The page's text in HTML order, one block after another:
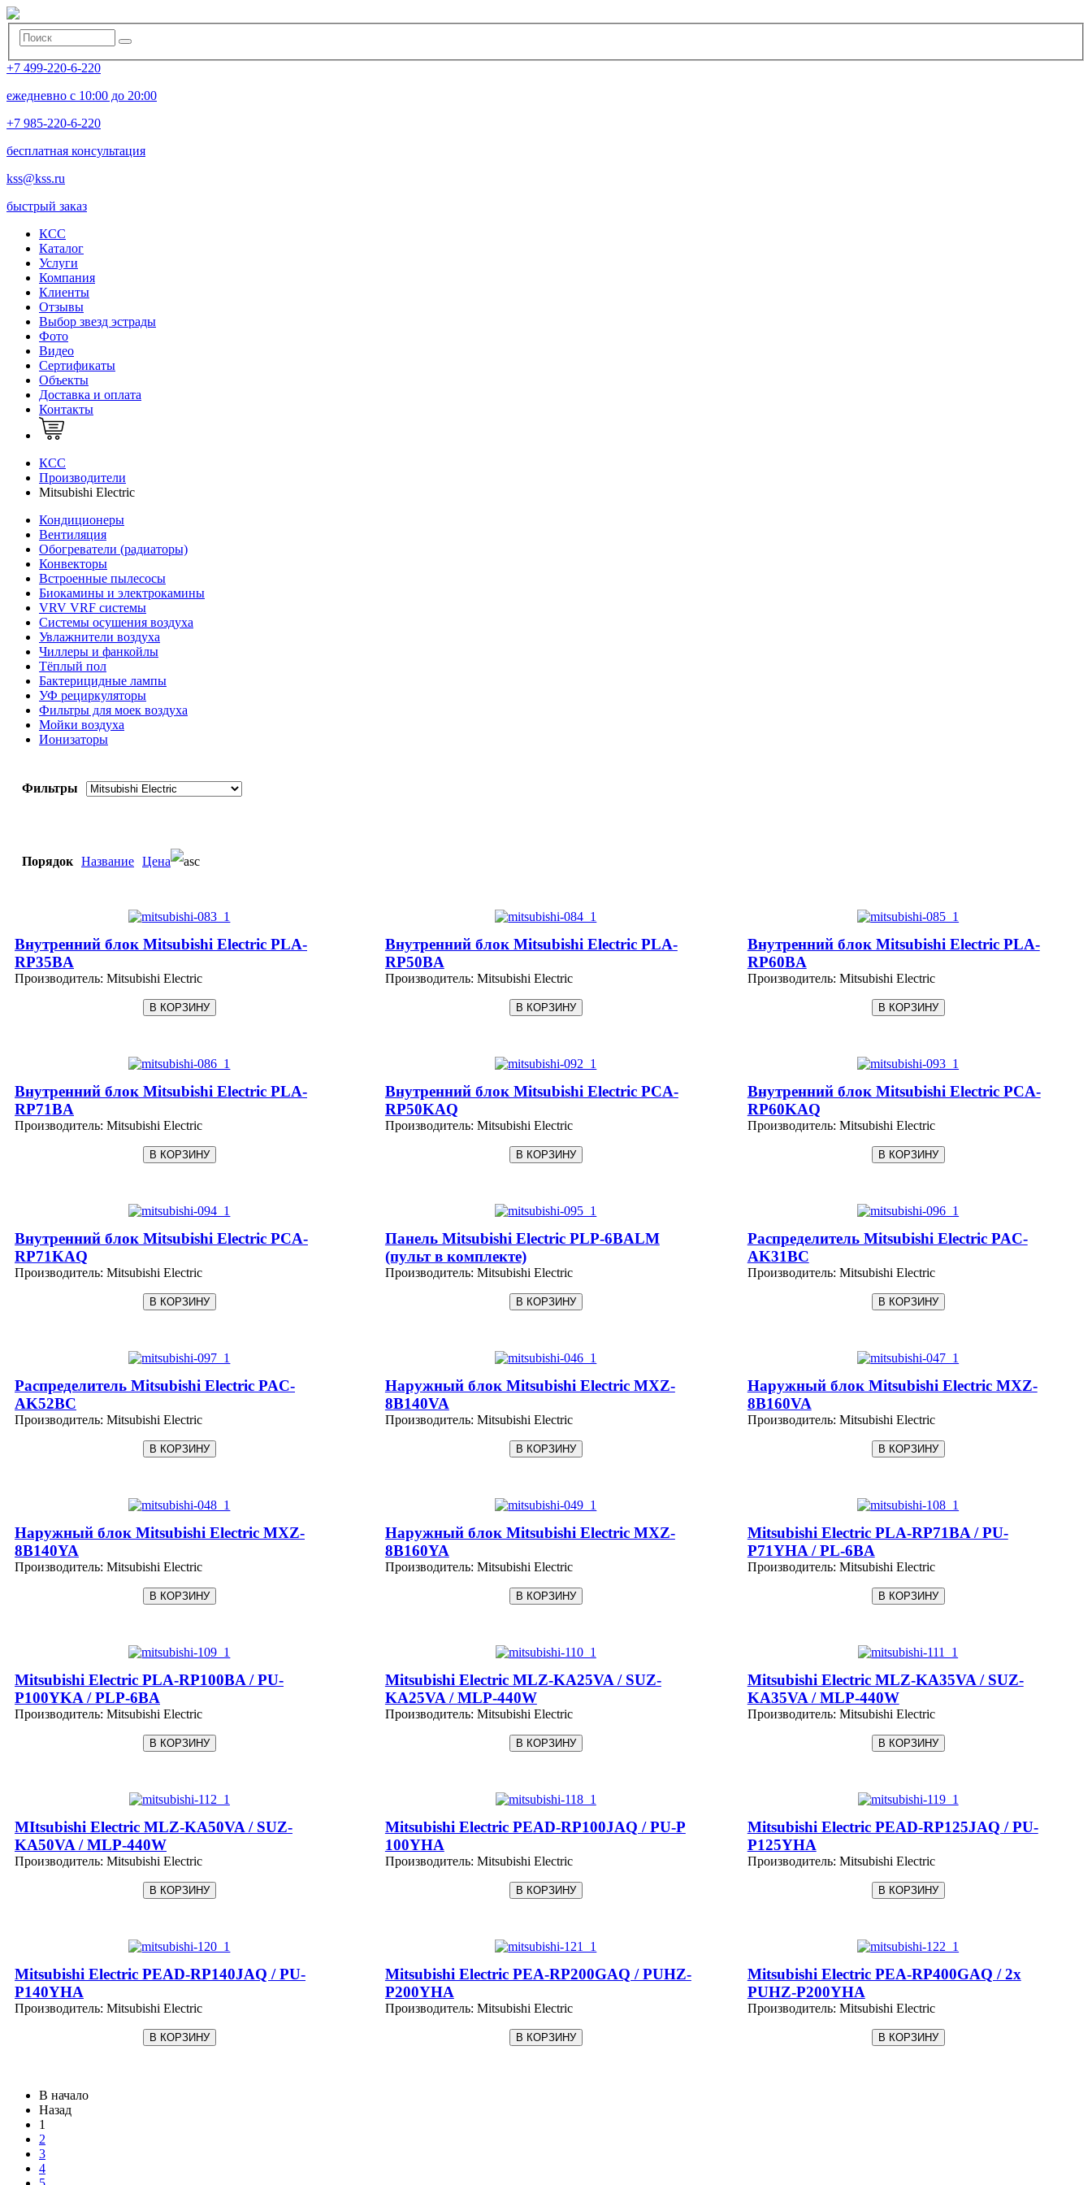
+7 499-220-6-220
ежедневно с 10:00 до 20:00
+7 985-220-6-220
бесплатная консультация
kss@kss.ru
быстрый заказ
КСС
Каталог
Услуги
Компания
Клиенты
Oтзывы
Выбор звезд эстрады
Фото
Видео
Сертификаты
Объекты
Доставка и оплата
Контакты
КСС
Производители
Mitsubishi Electric
Кондиционеры
Вентиляция
Обогреватели (радиаторы)
Конвекторы
Встроенные пылесосы
Биокамины и электрокамины
VRV VRF системы
Системы осушения воздуха
Увлажнители воздуха
Чиллеры и фанкойлы
Тёплый пол
Бактерицидные лампы
УФ рециркуляторы
Фильтры для моек воздуха
Мойки воздуха
Ионизаторы
Фильтры
Порядок Название Цена
Внутренний блок Mitsubishi Electric PLA-
RP35BA
Производитель: Mitsubishi Electric
Внутренний блок Mitsubishi Electric PLA-
RP50BA
Производитель: Mitsubishi Electric
Внутренний блок Mitsubishi Electric PLA-
RP60BA
Производитель: Mitsubishi Electric
Внутренний блок Mitsubishi Electric PLA-
RP71BA
Производитель: Mitsubishi Electric
Внутренний блок Mitsubishi Electric PCA-
RP50KAQ
Производитель: Mitsubishi Electric
Внутренний блок Mitsubishi Electric PCA-
RP60KAQ
Производитель: Mitsubishi Electric
Внутренний блок Mitsubishi Electric PCA-
RP71KAQ
Производитель: Mitsubishi Electric
Панель Mitsubishi Electric PLP-6BALM
(пульт в комплекте)
Производитель: Mitsubishi Electric
Распределитель Mitsubishi Electric PAC-
AK31BC
Производитель: Mitsubishi Electric
Распределитель Mitsubishi Electric PAC-
AK52BC
Производитель: Mitsubishi Electric
Наружный блок Mitsubishi Electric MXZ-
8B140VA
Производитель: Mitsubishi Electric
Наружный блок Mitsubishi Electric MXZ-
8B160VA
Производитель: Mitsubishi Electric
Наружный блок Mitsubishi Electric MXZ-
8B140YA
Производитель: Mitsubishi Electric
Наружный блок Mitsubishi Electric MXZ-
8B160YA
Производитель: Mitsubishi Electric
Mitsubishi Electric PLA-RP71BA / PU-
P71YHA / PL-6BA
Производитель: Mitsubishi Electric
Mitsubishi Electric PLA-RP100BA / PU-
P100YKA / PLP-6BA
Производитель: Mitsubishi Electric
Mitsubishi Electric MLZ-KA25VA / SUZ-
KA25VA / MLP-440W
Производитель: Mitsubishi Electric
Mitsubishi Electric MLZ-KA35VA / SUZ-
KA35VA / MLP-440W
Производитель: Mitsubishi Electric
MItsubishi Electric MLZ-KA50VA / SUZ-
KA50VA / MLP-440W
Производитель: Mitsubishi Electric
Mitsubishi Electric PEAD-RP100JAQ / PU-P
100YHA
Производитель: Mitsubishi Electric
Mitsubishi Electric PEAD-RP125JAQ / PU-
P125YHA
Производитель: Mitsubishi Electric
Mitsubishi Electric PEAD-RP140JAQ / PU-
P140YHA
Производитель: Mitsubishi Electric
Mitsubishi Electric PEA-RP200GAQ / PUHZ-
P200YHA
Производитель: Mitsubishi Electric
Mitsubishi Electric PEA-RP400GAQ / 2x
PUHZ-P200YHA
Производитель: Mitsubishi Electric
В начало
Назад
1
2
3
4